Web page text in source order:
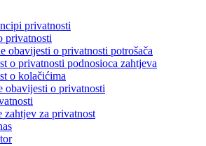
privatnosti
privatnosti
obavijesti o privatnosti potrošača
o privatnosti podnosioca zahtjeva
o kolačićima
obavijesti o privatnosti
zahtjev za privatnost